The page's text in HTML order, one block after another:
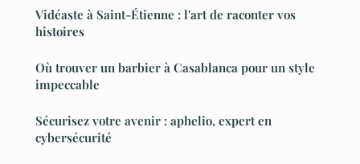
Vidéaste à Saint-Étienne : l'art de raconter vos
histoires
Où trouver un barbier à Casablanca pour un style
impeccable
Sécurisez votre avenir : aphelio, expert en
cybersécurité